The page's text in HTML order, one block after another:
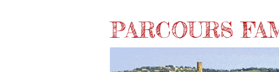
PARCOURS